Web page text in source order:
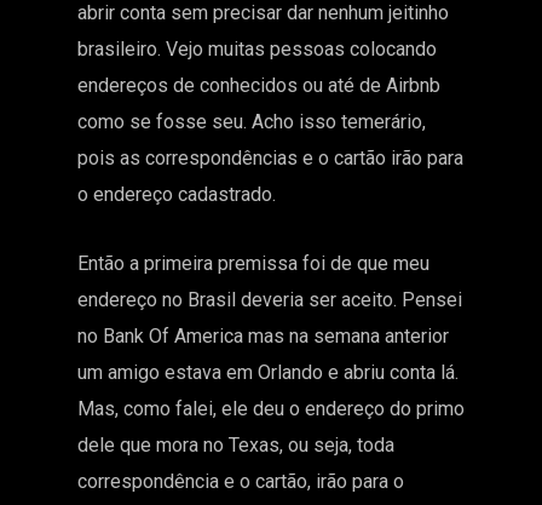
abrir conta sem precisar dar nenhum jeitinho
brasileiro. Vejo muitas pessoas colocando
endereços de conhecidos ou até de Airbnb
como se fosse seu. Acho isso temerário,
pois as correspondências e o cartão irão para
o endereço cadastrado.
Então a primeira premissa foi de que meu
endereço no Brasil deveria ser aceito. Pensei
no Bank Of America mas na semana anterior
um amigo estava em Orlando e abriu conta lá.
Mas, como falei, ele deu o endereço do primo
dele que mora no Texas, ou seja, toda
correspondência e o cartão, irão para o